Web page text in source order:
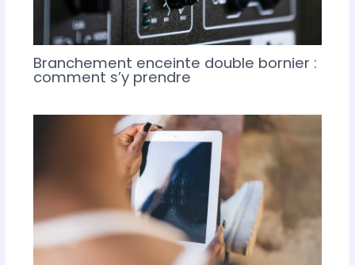
Branchement enceinte double bornier :
comment s’y prendre